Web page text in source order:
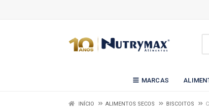
MARCAS
INÍCIO ALIMENTOS SECOS BISCOITOS